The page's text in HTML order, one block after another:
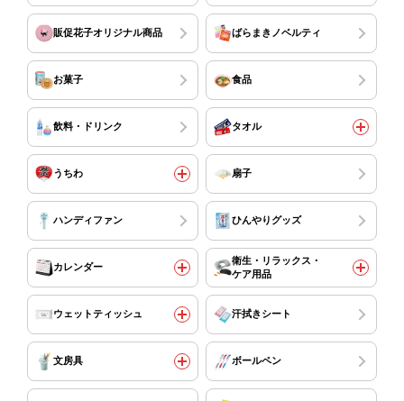
販促花子オリジナル商品 ばらまきノベルティ
お菓子 食品
飲料・ドリンク タオル
うちわ 扇子
ハンディファン ひんやりグッズ
カレンダー
衛生・リラックス・
ケア用品
ウェットティッシュ 汗拭きシート
文房具 ボールペン